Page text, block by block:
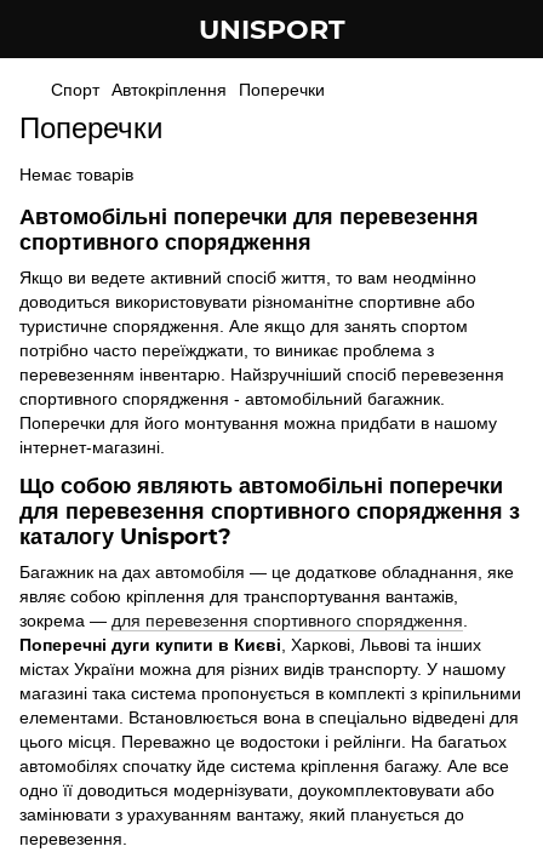
UNISPORT
Спорт Автокріплення Поперечки
Поперечки
Немає товарів
Автомобільні поперечки для перевезення
спортивного спорядження
Якщо ви ведете активний спосіб життя, то вам неодмінно
доводиться використовувати різноманітне спортивне або
туристичне спорядження. Але якщо для занять спортом
потрібно часто переїжджати, то виникає проблема з
перевезенням інвентарю. Найзручніший спосіб перевезення
спортивного спорядження - автомобільний багажник.
Поперечки для його монтування можна придбати в нашому
інтернет-магазині.
Що собою являють автомобільні поперечки
для перевезення спортивного спорядження з
каталогу Unisport?
Багажник на дах автомобіля — це додаткове обладнання, яке
являє собою кріплення для транспортування вантажів,
зокрема — для перевезення спортивного спорядження
Поперечні дуги купити в Києві , Харкові, Львові та інших
містах України можна для різних видів транспорту. У нашому
магазині така система пропонується в комплекті з кріпильними
елементами. Встановлюється вона в спеціально відведені для
цього місця. Переважно це водостоки і рейлінги. На багатьох
автомобілях спочатку йде система кріплення багажу. Але все
одно її доводиться модернізувати, доукомплектовувати або
замінювати з урахуванням вантажу, який планується до
перевезення.